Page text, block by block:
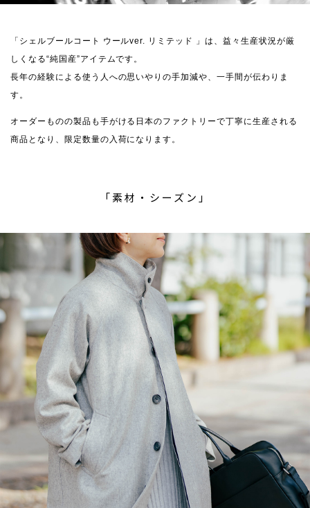
「シェルブールコート ウールver. リミテッド 」は、益々生産状況が厳
しくなる“純国産”アイテムです。
長年の経験による使う人への思いやりの手加減や、一手間が伝わりま
す。
オーダーものの製品も手がける日本のファクトリーで丁寧に生産される
商品となり、限定数量の入荷になります。
「素材・シーズン」